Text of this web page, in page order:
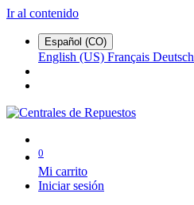
Ir al contenido
Español (CO)
English (US) Français Deutsch
0
Mi carrito
Iniciar sesión